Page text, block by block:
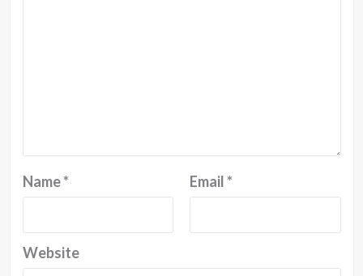
Name* Email*
Website